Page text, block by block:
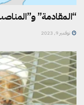
“المقادمة”
نوفمبر 9, 2023